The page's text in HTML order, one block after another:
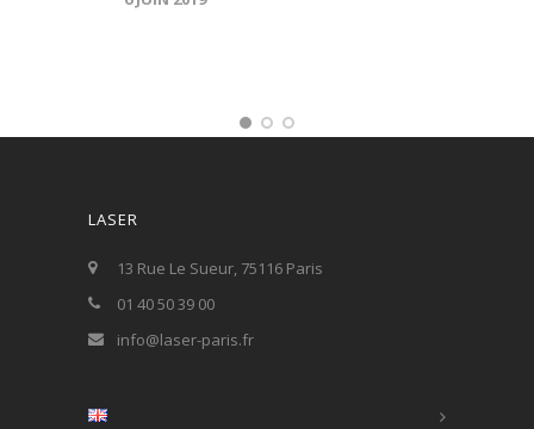
LASER
13 Rue Le Sueur, 75116 Paris
01 40 50 39 00
info@laser-paris.fr